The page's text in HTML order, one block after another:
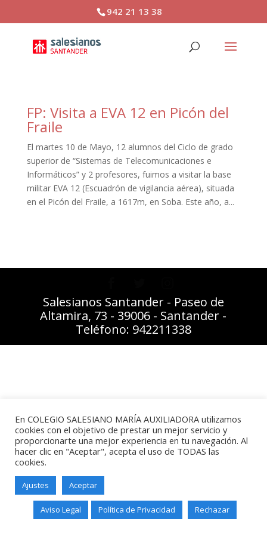
942 21 13 38
FP: Visita a EVA 12 en Picón del
Fraile
El martes 10 de Mayo, 12 alumnos del Ciclo de grado
superior de “Sistemas de Telecomunicaciones e
Informáticos” y 2 profesores, fuimos a visitar la base
militar EVA 12 (Escuadrón de vigilancia aérea), situada
en el Picón del Fraile, a 1617m, en Soba. Este año, a...
Salesianos Santander - Paseo de
Altamira, 73 - 39006 - Santander -
Teléfono: 942211338
En COLEGIO SALESIANO MARÍA AUXILIADORA utilizamos
cookies con el objetivo de prestar un mejor servicio y
proporcionarte una mejor experiencia en tu navegación. Al
hacer clic en "Aceptar", acepta el uso de TODAS las
cookies.
Ajustes Aceptar
Aviso Legal Política de Privacidad Rechazar